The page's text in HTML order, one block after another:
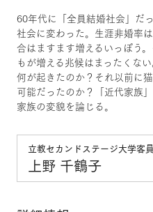
60年代に「全員結婚社会」だ
社会に変わった。生涯非婚率
合はますます増えるいっぽう
もが増える兆候はまったくな
何が起きたのか？それ以前に
可能だったのか？「近代家族
家族の変貌を論じる。
立教セカンドステージ大学客
上野 千鶴子